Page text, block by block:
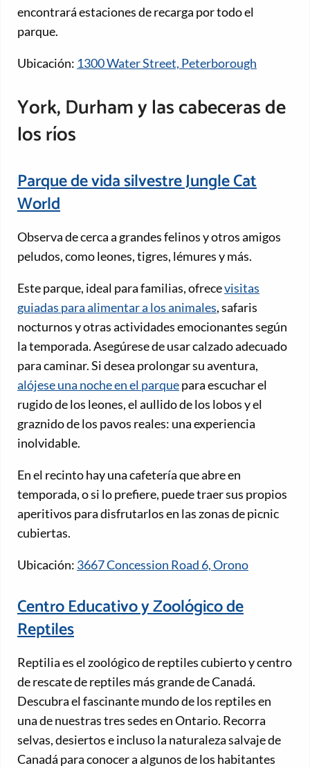
encontrará estaciones de recarga por todo el
parque.
Ubicación: 1300 Water Street, Peterborough
York, Durham y las cabeceras de
los ríos
Parque de vida silvestre Jungle Cat
World
Observa de cerca a grandes felinos y otros amigos
peludos, como leones, tigres, lémures y más.
Este parque, ideal para familias, ofrecevisitas
guiadas para alimentar a los animales, safaris
nocturnos y otras actividades emocionantes según
la temporada. Asegúrese de usar calzado adecuado
para caminar. Si desea prolongar su aventura,
alójese una noche en el parquepara escuchar el
rugido de los leones, el aullido de los lobos y el
graznido de los pavos reales: una experiencia
inolvidable.
En el recinto hay una cafetería que abre en
temporada, o si lo prefiere, puede traer sus propios
aperitivos para disfrutarlos en las zonas de picnic
cubiertas.
Ubicación: 3667 Concession Road 6, Orono
Centro Educativo y Zoológico de
Reptiles
Reptilia es el zoológico de reptiles cubierto y centro
de rescate de reptiles más grande de Canadá.
Descubra el fascinante mundo de los reptiles en
una de nuestras tres sedes en Ontario. Recorra
selvas, desiertos e incluso la naturaleza salvaje de
Canadá para conocer a algunos de los habitantes